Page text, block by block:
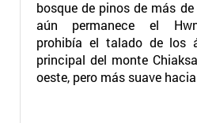
bosque de pinos de más
aún permanece el
prohibía el talado de los
principal del monte
oeste, pero más suave